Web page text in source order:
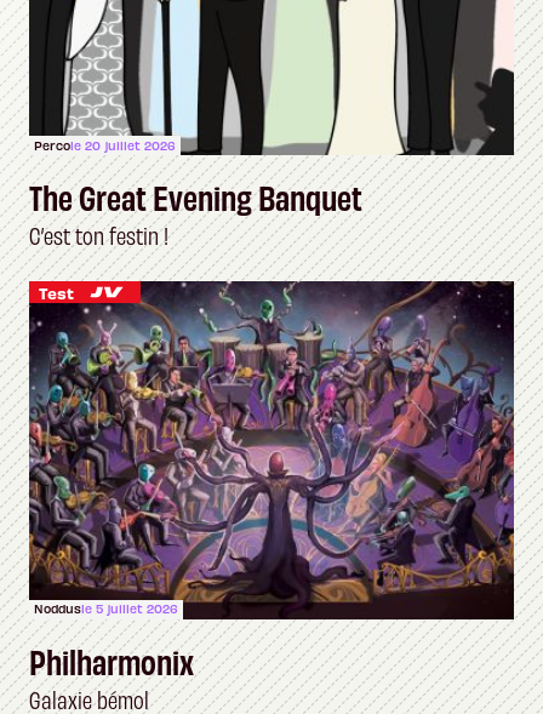
Percole 20 juillet 2026
The Great Evening Banquet
C’est ton festin !
Test
Noddusle 5 juillet 2026
Philharmonix
Galaxie bémol